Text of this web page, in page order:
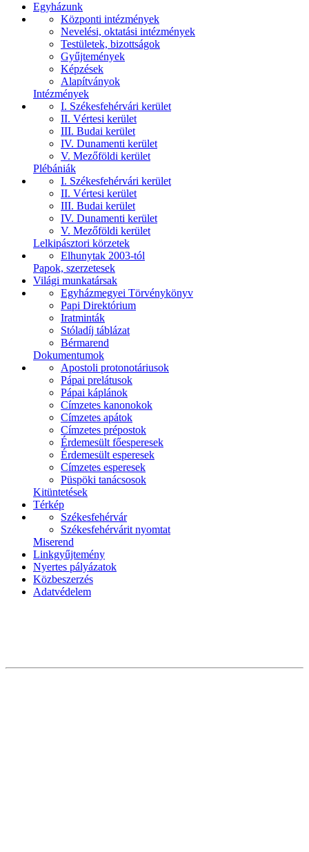
Egyházunk
Központi intézmények
Nevelési, oktatási intézmények
Testületek, bizottságok
Gyűjtemények
Képzések
Alapítványok
Intézmények
I. Székesfehérvári kerület
II. Vértesi kerület
III. Budai kerület
IV. Dunamenti kerület
V. Mezőföldi kerület
Plébániák
I. Székesfehérvári kerület
II. Vértesi kerület
III. Budai kerület
IV. Dunamenti kerület
V. Mezőföldi kerület
Lelkipásztori körzetek
Elhunytak 2003-tól
Papok, szerzetesek
Világi munkatársak
Egyházmegyei Törvénykönyv
Papi Direktórium
Iratminták
Stóladíj táblázat
Bérmarend
Dokumentumok
Apostoli protonotáriusok
Pápai prelátusok
Pápai káplánok
Címzetes kanonokok
Címzetes apátok
Címzetes prépostok
Érdemesült főesperesek
Érdemesült esperesek
Címzetes esperesek
Püspöki tanácsosok
Kitüntetések
Térkép
Székesfehérvár
Székesfehérvárit nyomtat
Miserend
Linkgyűjtemény
Nyertes pályázatok
Közbeszerzés
Adatvédelem